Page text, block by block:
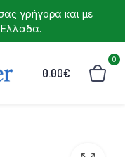
γρήγορα και με
0.00€
0